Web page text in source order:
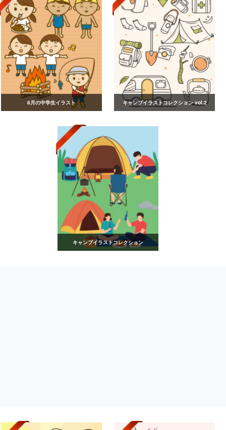
8月の中学生イラスト キャンプイラストコレクション vol.2
キャンプイラストコレクション